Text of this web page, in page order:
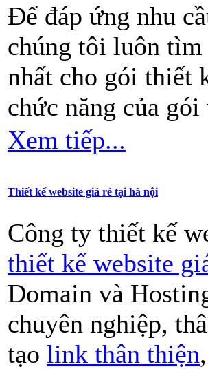
Để đáp ứng nhu
chúng tôi luôn tìm
nhất cho gói thiết
chức năng của
Xem tiếp...
Thiết kế website giá rẻ tại hà nội
Công ty thiết kế
thiết kế website
Domain và
chuyên nghiệp,
tạo link thân thiện